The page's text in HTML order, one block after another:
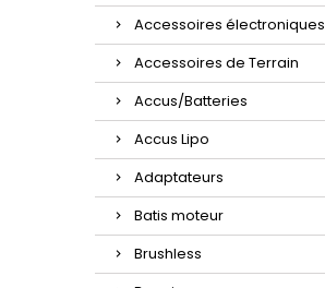
Accessoires électroniques
Accessoires de Terrain
Accus/Batteries
Accus Lipo
Adaptateurs
Batis moteur
Brushless